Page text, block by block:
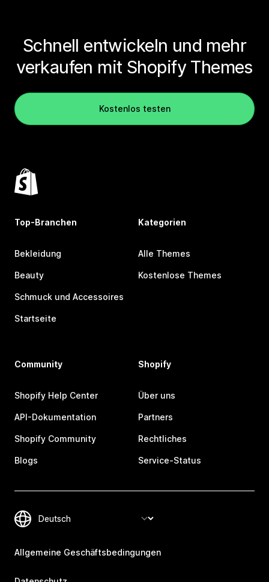
Schnell entwickeln und mehr
verkaufen mit Shopify Themes
Kostenlos testen
Top-Branchen
Bekleidung
Beauty
Schmuck und Accessoires
Startseite
Kategorien
Alle Themes
Kostenlose Themes
Community
Shopify Help Center
API-Dokumentation
Shopify Community
Blogs
Shopify
Über uns
Partners
Rechtliches
Service-Status
Allgemeine Geschäftsbedingungen